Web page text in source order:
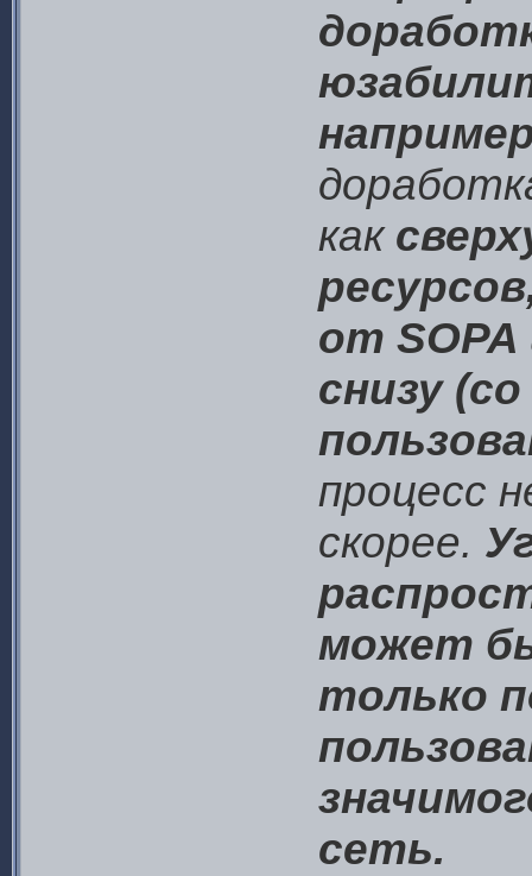
как
от
снизу
процесс
скорее.
может
только
сеть.